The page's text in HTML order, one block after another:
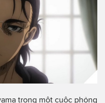
trong một cuộc phỏng